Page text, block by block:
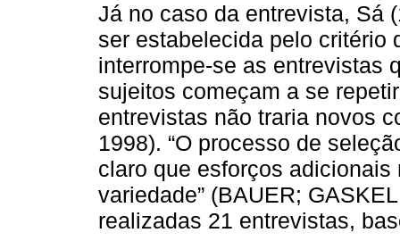
Já no caso da entrevista, Sá
ser estabelecida pelo critério
interrompe-se as entrevistas
sujeitos começam a se
entrevistas não traria novos
1998). “O processo de
claro que esforços
variedade” (BAUER;
realizadas 21 entrevistas,